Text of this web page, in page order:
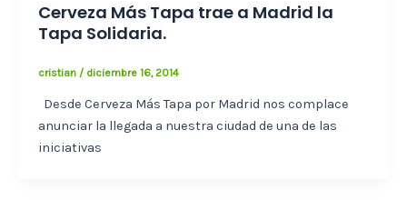
Cerveza Más Tapa trae a Madrid la
Tapa Solidaria.
cristian / diciembre 16, 2014
Desde Cerveza Más Tapa por Madrid nos complace
anunciar la llegada a nuestra ciudad de una de las
iniciativas